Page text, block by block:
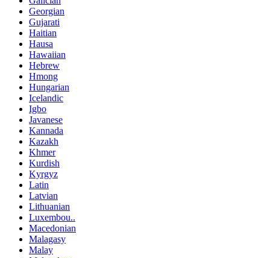
Georgian
Gujarati
Haitian
Hausa
Hawaiian
Hebrew
Hmong
Hungarian
Icelandic
Igbo
Javanese
Kannada
Kazakh
Khmer
Kurdish
Kyrgyz
Latin
Latvian
Lithuanian
Luxembou..
Macedonian
Malagasy
Malay